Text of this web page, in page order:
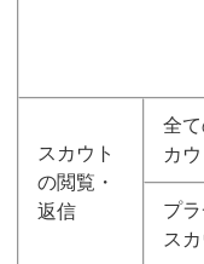
スカウト
の閲覧・
返信
全
カウ
プ
ス